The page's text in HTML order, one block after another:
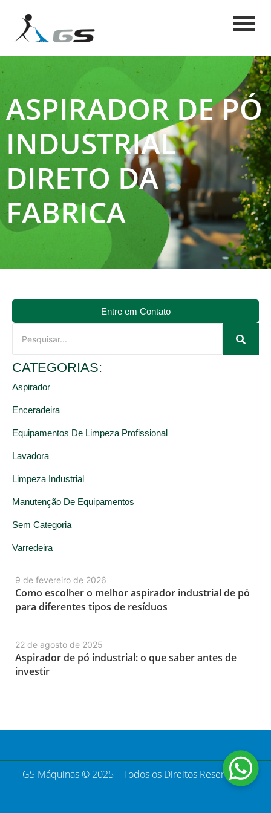
ASPIRADOR DE PÓ
INDUSTRIAL
DIRETO DA
FABRICA
9 de fevereiro de 2026
Como escolher o melhor aspirador industrial de pó
para diferentes tipos de resíduos
22 de agosto de 2025
Aspirador de pó industrial: o que saber antes de
investir
Entre em Contato
CATEGORIAS:
Aspirador
Enceradeira
Equipamentos De Limpeza Profissional
Lavadora
Limpeza Industrial
Manutenção De Equipamentos
Sem Categoria
Varredeira
GS Máquinas © 2025 – Todos os Direitos Reservados